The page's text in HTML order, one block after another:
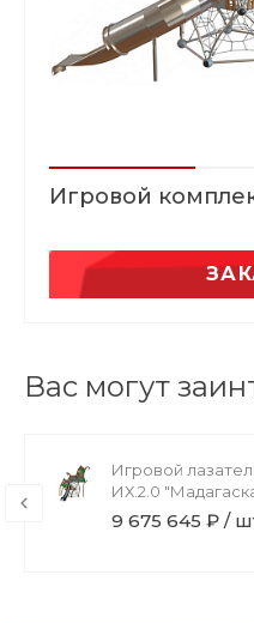
Игровой
Вас могут
Игровой
ИХ.2.0
9 675 645 ₽ /